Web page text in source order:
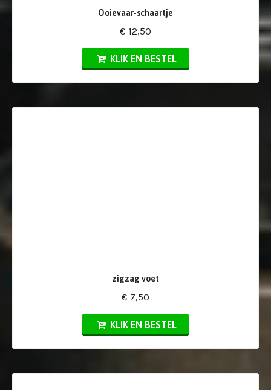
Ooievaar-schaartje
€ 12,50
KLIK EN BESTEL
zigzag voet
€ 7,50
KLIK EN BESTEL